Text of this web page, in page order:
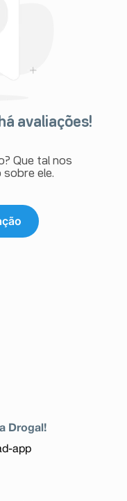
avaliações!
Que tal nos
ele.
Drogal!